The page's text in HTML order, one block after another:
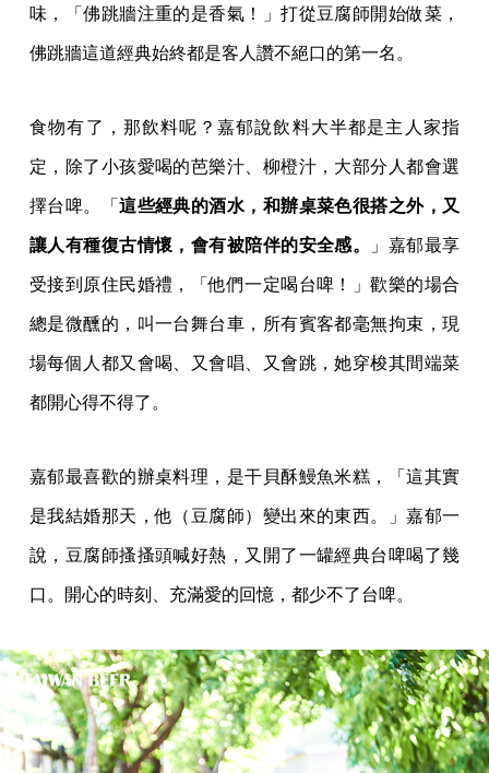
味，「佛跳牆注重的是香氣！」打從豆腐師開始做菜，
佛跳牆這道經典始終都是客人讚不絕口的第一名。
食物有了，那飲料呢？嘉郁說飲料大半都是主人家指
定，除了小孩愛喝的芭樂汁、柳橙汁，大部分人都會選
擇台啤。「這些經典的酒水，和辦桌菜色很搭之外，又
讓人有種復古情懷，會有被陪伴的安全感。 」嘉郁最享
受接到原住民婚禮，「他們一定喝台啤！」歡樂的場合
總是微醺的，叫一台舞台車，所有賓客都毫無拘束，現
場每個人都又會喝、又會唱、又會跳，她穿梭其間端菜
都開心得不得了。
嘉郁最喜歡的辦桌料理，是干貝酥鰻魚米糕，「這其實
是我結婚那天，他（豆腐師）變出來的東西。」嘉郁一
說，豆腐師搔搔頭喊好熱，又開了一罐經典台啤喝了幾
口。開心的時刻、充滿愛的回憶，都少不了台啤。